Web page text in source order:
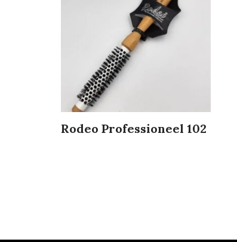
Rodeo Professioneel 102